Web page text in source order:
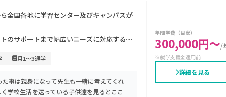
全国各地に学習センター及びキャンパスが
のサポートまで幅広いニーズに対応するカ
ひとりにあった個別の指導計画で細かなサ
月1～3通学
事は親身になって先生も一緒に考えてくれ
学校生活を送っている子供達を見るとここの
年間学費（目安）
300,000円～/
※就学支援金適用前
詳細を見る